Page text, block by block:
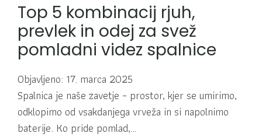
Top 5 kombinacij rjuh,
prevlek in odej za svež
pomladni videz spalnice
Objavljeno: 17. marca 2025
Spalnica je naše zavetje – prostor, kjer se umirimo,
odklopimo od vsakdanjega vrveža in si napolnimo
baterije. Ko pride pomlad,…